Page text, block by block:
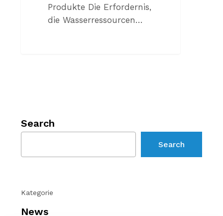
Produkte Die Erfordernis,
die Wasserressourcen…
Search
Search
Kategorie
News